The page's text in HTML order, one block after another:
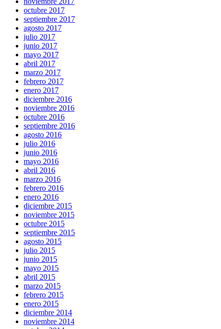
octubre 2017
septiembre 2017
agosto 2017
julio 2017
junio 2017
mayo 2017
abril 2017
marzo 2017
febrero 2017
enero 2017
diciembre 2016
noviembre 2016
octubre 2016
septiembre 2016
agosto 2016
julio 2016
junio 2016
mayo 2016
abril 2016
marzo 2016
febrero 2016
enero 2016
diciembre 2015
noviembre 2015
octubre 2015
septiembre 2015
agosto 2015
julio 2015
junio 2015
mayo 2015
abril 2015
marzo 2015
febrero 2015
enero 2015
diciembre 2014
noviembre 2014